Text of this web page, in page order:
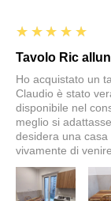
5
★★★★★
Tavolo Ric
Ho acquistato un
Claudio è stato
disponibile nel
meglio si
desidera una
vivamente di